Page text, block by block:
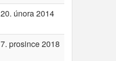
20. února 2014
7. prosince 2018